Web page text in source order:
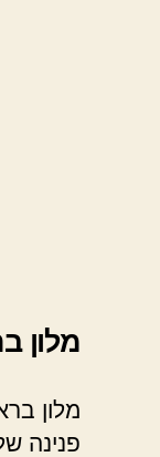
מלון
מלון
פנינה